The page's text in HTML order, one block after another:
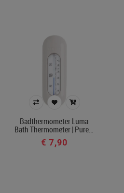
Badthermometer Luma
Bath Thermometer | Pure…
€ 7,90